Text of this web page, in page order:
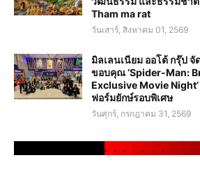
Tham ma rat
วันเสาร์, สิงหาคม 01, 2569
มิลเลนเนียม ออโต้ กรุ๊ป
ขอบคุณ ‘Spider-Man:
Exclusive Movie
ฟอร์มยักษ์รอบพิเศษ
วันศุกร์, กรกฎาคม 31, 2569
. . . . . . . . . .